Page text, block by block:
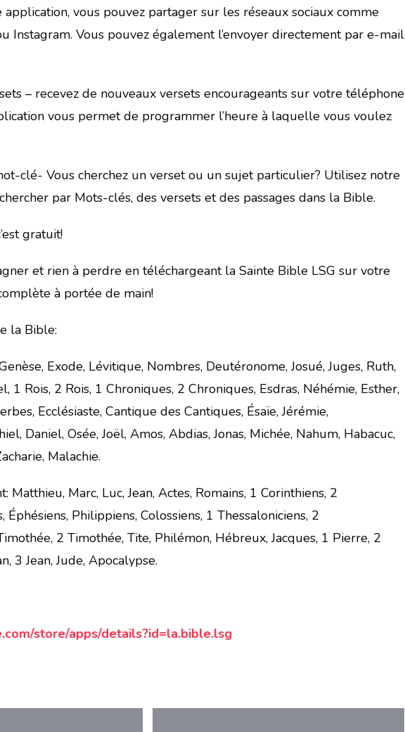
vous pouvez partager sur les réseaux sociaux comme
Instagram. Vous pouvez également l’envoyer directement par e-mail
– recevez de nouveaux versets encourageants sur votre téléphone
vous permet de programmer l’heure à laquelle vous voulez
clé- Vous cherchez un verset ou un sujet particulier? Utilisez notre
par Mots-clés, des versets et des passages dans la Bible.
gratuit!
et rien à perdre en téléchargeant la Sainte Bible LSG sur votre
à portée de main!
la Bible:
Exode, Lévitique, Nombres, Deutéronome, Josué, Juges, Ruth,
1 Rois, 2 Rois, 1 Chroniques, 2 Chroniques, Esdras, Néhémie, Esther,
Ecclésiaste, Cantique des Cantiques, Ésaïe, Jérémie,
Daniel, Osée, Joël, Amos, Abdias, Jonas, Michée, Nahum, Habacuc,
Malachie.
Matthieu, Marc, Luc, Jean, Actes, Romains, 1 Corinthiens, 2
Éphésiens, Philippiens, Colossiens, 1 Thessaloniciens, 2
2 Timothée, Tite, Philémon, Hébreux, Jacques, 1 Pierre, 2
3 Jean, Jude, Apocalypse.
store/apps/details?id=la.bible.lsg